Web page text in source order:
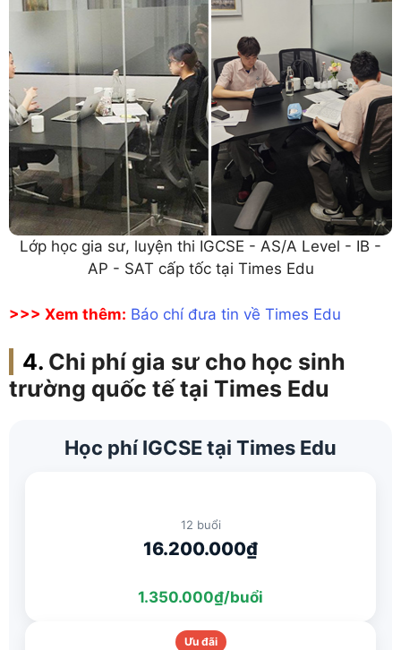
Lớp học gia sư, luyện thi IGCSE - AS/A Level - IB -
AP - SAT cấp tốc tại Times Edu
>>> Xem thêm: Báo chí đưa tin về Times Edu
Chi phí gia sư cho học sinh
trường quốc tế tại Times Edu
Học phí IGCSE tại Times Edu
12 buổi
16.200.000₫
1.350.000₫/buổi
Ưu đãi